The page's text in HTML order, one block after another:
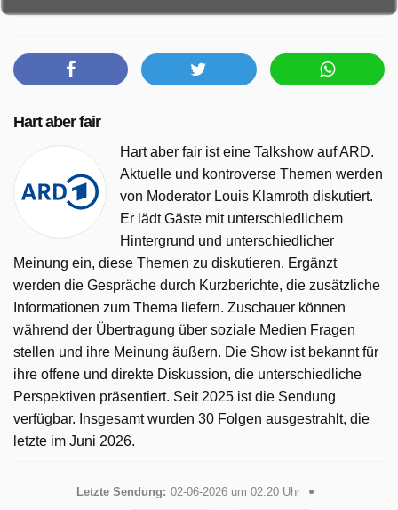
Hart aber fair
Hart aber fair ist eine Talkshow auf ARD.
Aktuelle und kontroverse Themen werden
von Moderator Louis Klamroth diskutiert.
Er lädt Gäste mit unterschiedlichem
Hintergrund und unterschiedlicher
Meinung ein, diese Themen zu diskutieren. Ergänzt
werden die Gespräche durch Kurzberichte, die zusätzliche
Informationen zum Thema liefern. Zuschauer können
während der Übertragung über soziale Medien Fragen
stellen und ihre Meinung äußern. Die Show ist bekannt für
ihre offene und direkte Diskussion, die unterschiedliche
Perspektiven präsentiert. Seit 2025 ist die Sendung
verfügbar. Insgesamt wurden 30 Folgen ausgestrahlt, die
letzte im Juni 2026.
Letzte Sendung: 02-06-2026 um 02:20 Uhr